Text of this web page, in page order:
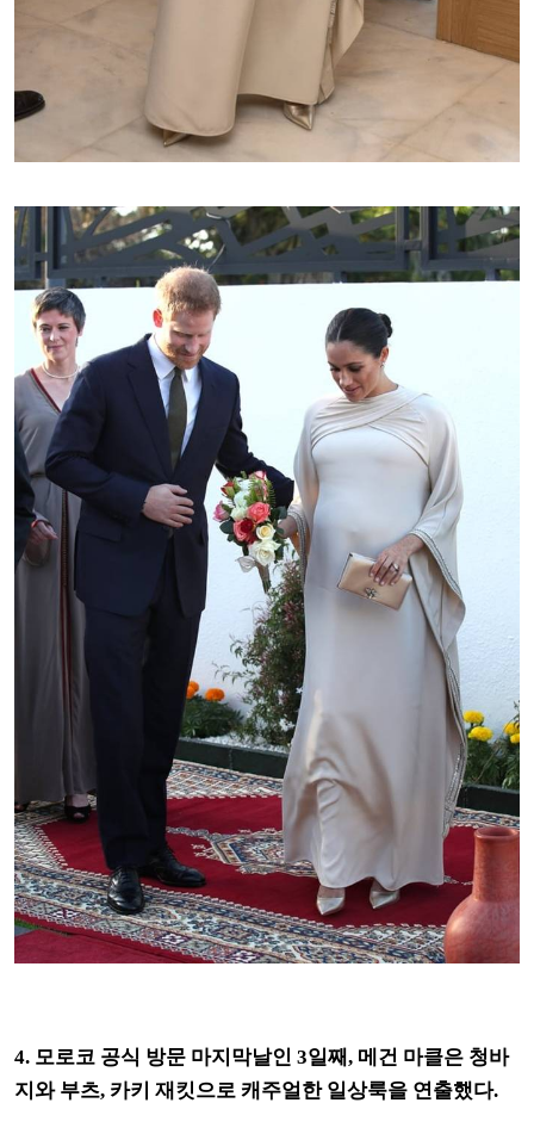
4. 모로코 공식 방문 마지막날인 3일째, 메건 마클은 청바
지와 부츠, 카키 재킷으로 캐주얼한 일상룩을 연출했다.